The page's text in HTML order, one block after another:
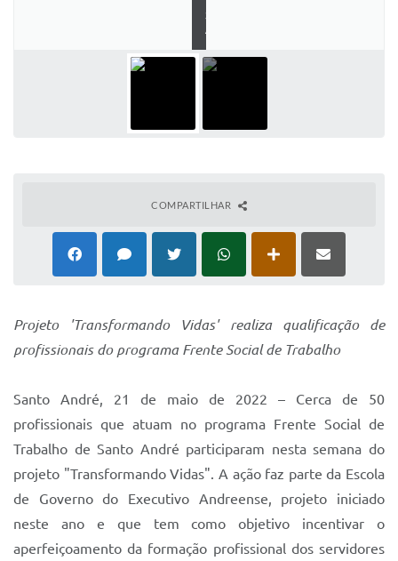
Lista de Comorbidades
Passe Escolar
Parque Escola
Quadra Fiscal
Sistema Colab
S
A
COMPARTILHAR
Projeto 'Transformando Vidas' realiza qualificação de
profissionais do programa Frente Social de Trabalho
Santo André, 21 de maio de 2022 – Cerca de 50
profissionais que atuam no programa Frente Social de
Trabalho de Santo André participaram nesta semana do
projeto "Transformando Vidas". A ação faz parte da Escola
de Governo do Executivo Andreense, projeto iniciado
neste ano e que tem como objetivo incentivar o
aperfeiçoamento da formação profissional dos servidores